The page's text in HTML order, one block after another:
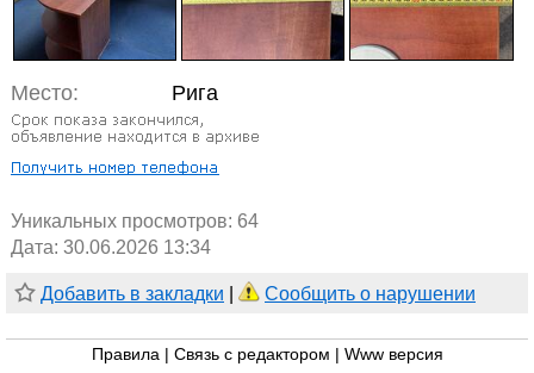
Место: Рига
Уникальных просмотров: 64
Дата: 30.06.2026 13:34
Добавить в закладки Сообщить о нарушении
Правила Связь с редактором Www версия